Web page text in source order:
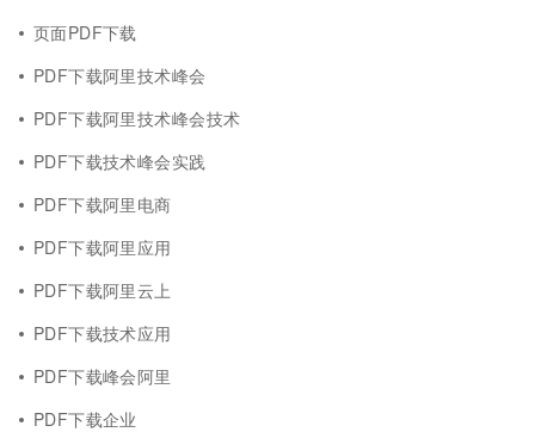
页面PDF下载
PDF下载阿里技术峰会
PDF下载阿里技术峰会技术
PDF下载技术峰会实践
PDF下载阿里电商
PDF下载阿里应用
PDF下载阿里云上
PDF下载技术应用
PDF下载峰会阿里
PDF下载企业